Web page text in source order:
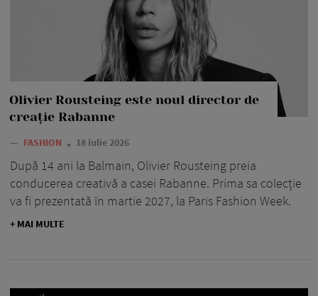
Olivier Rousteing este noul director de
creație Rabanne
— FASHION 18 iulie 2026
După 14 ani la Balmain, Olivier Rousteing preia
conducerea creativă a casei Rabanne. Prima sa colecție
va fi prezentată în martie 2027, la Paris Fashion Week.
+ MAI MULTE